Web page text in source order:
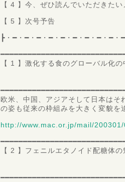
【 4 】今、ぜひ読んでいただきた
【 5 】次号予告
┣・━・━・━・━・━・━・━・━・━
【 1 】激化する食のグローバル化
欧米、中国、アジアそして日本は
の姿も従来の枠組みを大きく変貌を
http://www.mac.or.jp/mail/
【 2 】フェニルエタノイド配糖体